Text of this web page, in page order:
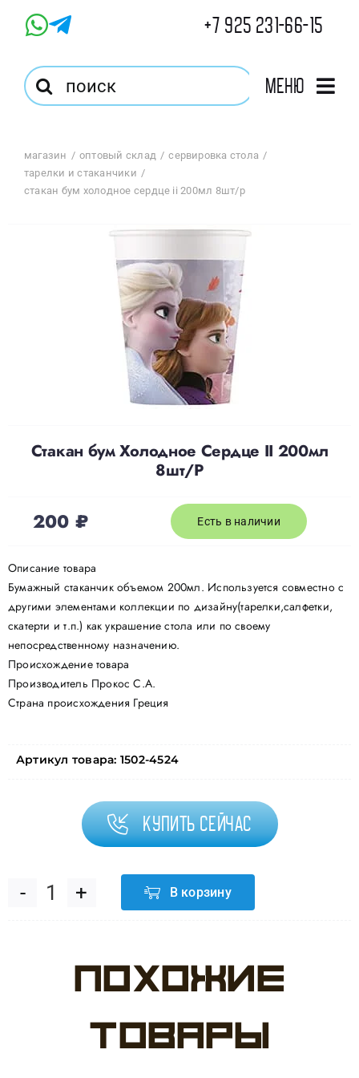
+7 925 231-66-15
Результат
поиска:
Меню
Магазин
Оптовый Магазин
О нас
Политика конфиденциальности
магазин оптовый склад
сервировка стола
тарелки и стаканчики
стакан бум холодное сердце ii 200мл 8шт/p
Стакан бум Холодное Сердце II 200мл
8шт/P
200₽ Есть в наличии
Описание товара
Бумажный стаканчик объемом 200мл. Используется совместно с
другими элементами коллекции по дизайну(тарелки,салфетки,
скатерти и т.п.) как украшение стола или по своему
непосредственному назначению.
Происхождение товара
Производитель Прокос С.А.
Страна происхождения Греция
Артикул товара: 1502-4524
Купить сейчас
Количество
Стакан
Холодное
В корзину
Похожие
товары